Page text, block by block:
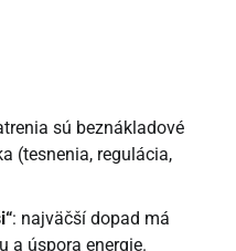
sú beznákladové
(tesnenia, regulácia,
: najväčší dopad má
a úspora energie.